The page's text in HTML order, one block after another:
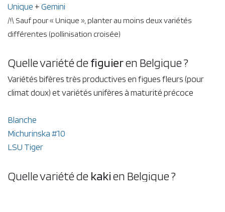
Unique +Gemini
/!\ Sauf pour « Unique », planter au moins deux variétés
différentes (pollinisation croisée)
Quelle variété defiguieren Belgique ?
Variétés bifères très productives en figues fleurs (pour
climat doux) et variétés unifères à maturité précoce
Blanche
Michurinska #10
LSU Tiger
Quelle variété de kakien Belgique ?